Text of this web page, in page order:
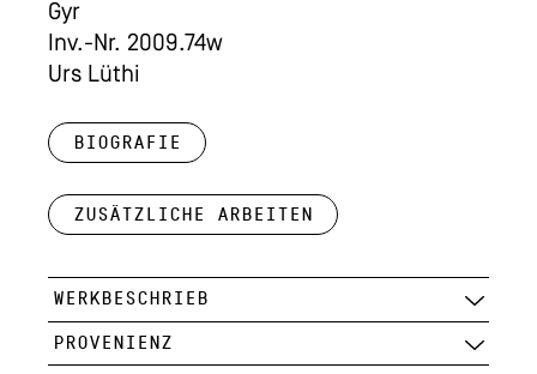
Gyr
Inv.-Nr. 2009.74w
Urs Lüthi
Biografie
Zusätzliche Arbeiten
WERKBESCHRIEB
PROVENIENZ